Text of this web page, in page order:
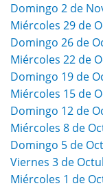
Domingo 2 de
Miércoles 29 de
Domingo 26 de
Miércoles 22 de
Domingo 19 de
Miércoles 15 de
Domingo 12 de
Miércoles 8 de
Domingo 5 de
Viernes 3 de
Miércoles 1 de